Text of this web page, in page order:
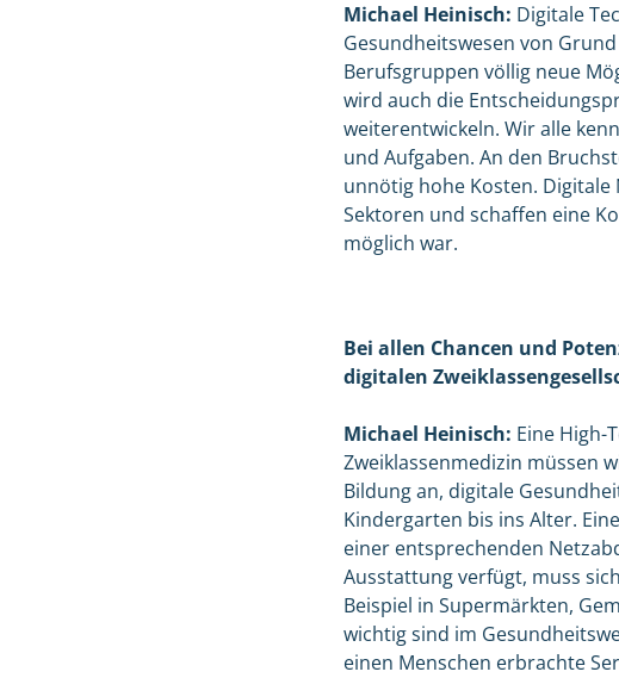
Michael Heinisch: Digitale
Gesundheitswesen von
Berufsgruppen völlig neue
wird auch die
weiterentwickeln. Wir alle
und Aufgaben. An den
unnötig hohe Kosten.
Sektoren und schaffen eine
möglich war.
Bei allen Chancen und
digitalen
Michael Heinisch: Eine High-
Zweiklassenmedizin müssen
Bildung an, digitale
Kindergarten bis ins Alter.
einer entsprechenden
Ausstattung verfügt, muss
Beispiel in Supermärkten,
wichtig sind im
einen Menschen erbrachte